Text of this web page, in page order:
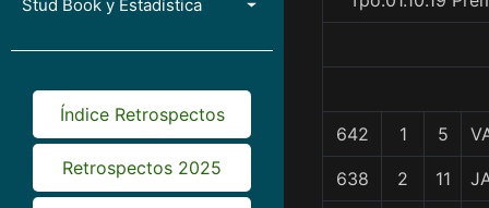
Stud Book y Estadística
Índice Retrospectos
Retrospectos 2025
642 1 5
638 2 11